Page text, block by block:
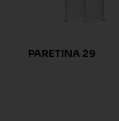
PARETINA 29